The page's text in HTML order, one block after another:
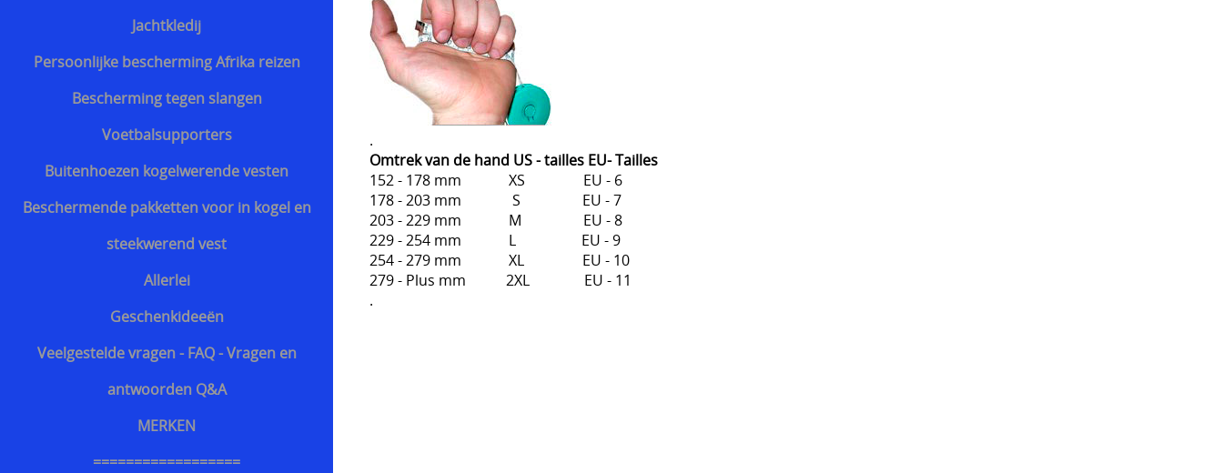
Jachtkledij
Persoonlijke bescherming Afrika reizen
Bescherming tegen slangen
Voetbalsupporters
Buitenhoezen kogelwerende vesten
Beschermende pakketten voor in kogel en
steekwerend vest
Allerlei
Geschenkideeën
Veelgestelde vragen - FAQ - Vragen en
antwoorden Q&A
MERKEN
==================
.
Omtrek van de hand US - tailles EU- Tailles
152 - 178 mm XS EU - 6
178 - 203 mm S EU - 7
203 - 229 mm M EU - 8
229 - 254 mm L EU - 9
254 - 279 mm XL EU - 10
279 - Plus mm 2XL EU - 11
.